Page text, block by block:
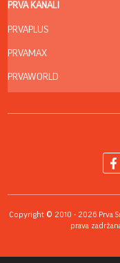
PRVA KANALI
PRVAPLUS
PRVAMAX
PRVAWORLD
Copyright © 2010 - 2026 Prva
prava